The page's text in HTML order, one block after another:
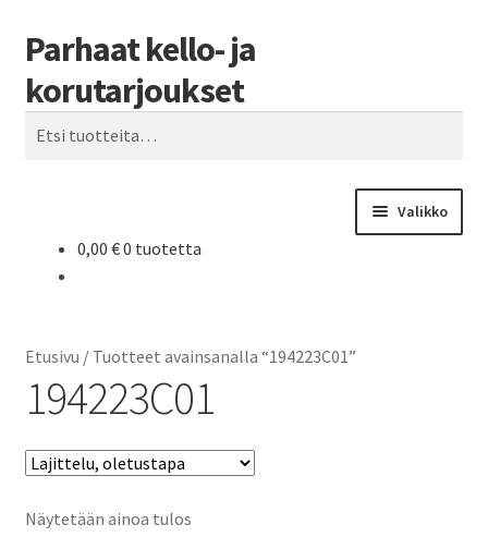
Siirry
navigointiin
Siirry
sisältöön
Parhaat kello- ja
korutarjoukset
Haku
Valikko
0,00 €0 tuotetta
Etusivu / Tuotteet avainsanalla “194223C01”
194223C01
Näytetään ainoa tulos